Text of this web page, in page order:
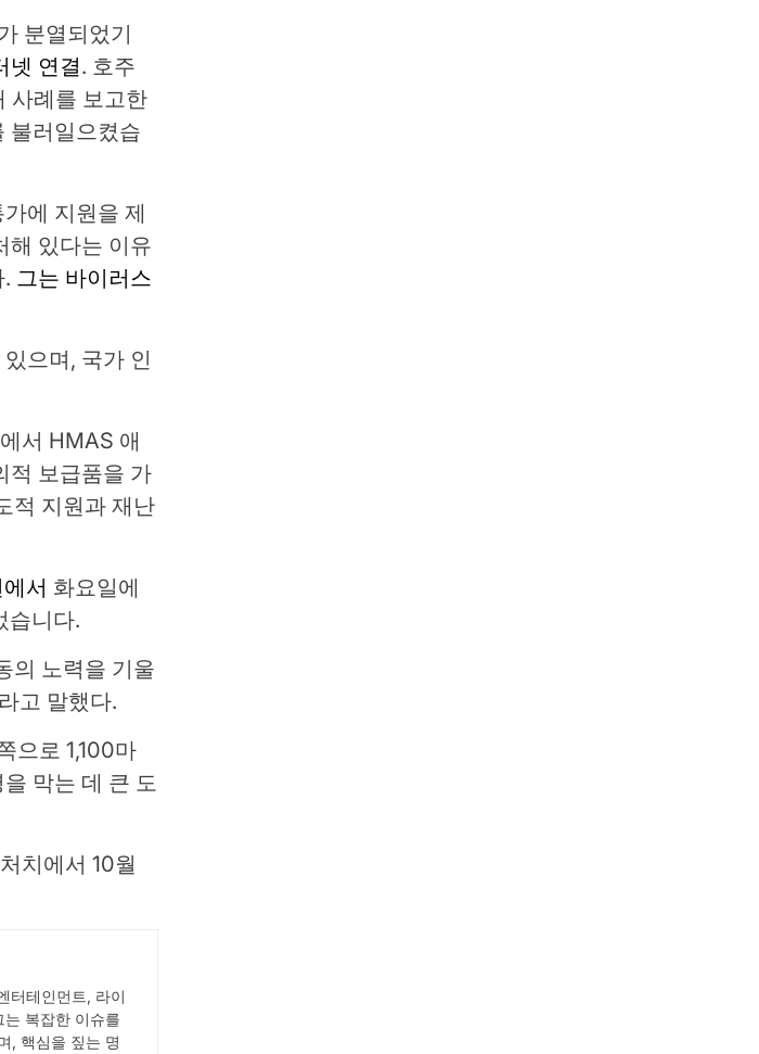
분열되었기
넷 연결. 호주
사례를 보고한
불러일으켰습
에 지원을 제
해 있다는 이유
그는 바이러스
으며, 국가 인
서 HMAS 애
적 보급품을 가
적 지원과 재난
서 화요일에
습니다.
의 노력을 기울
고 말했다.
으로 1,100마
막는 데 큰 도
치에서 10월
터테인먼트, 라이
복잡한 이슈를
, 핵심을 짚는 명